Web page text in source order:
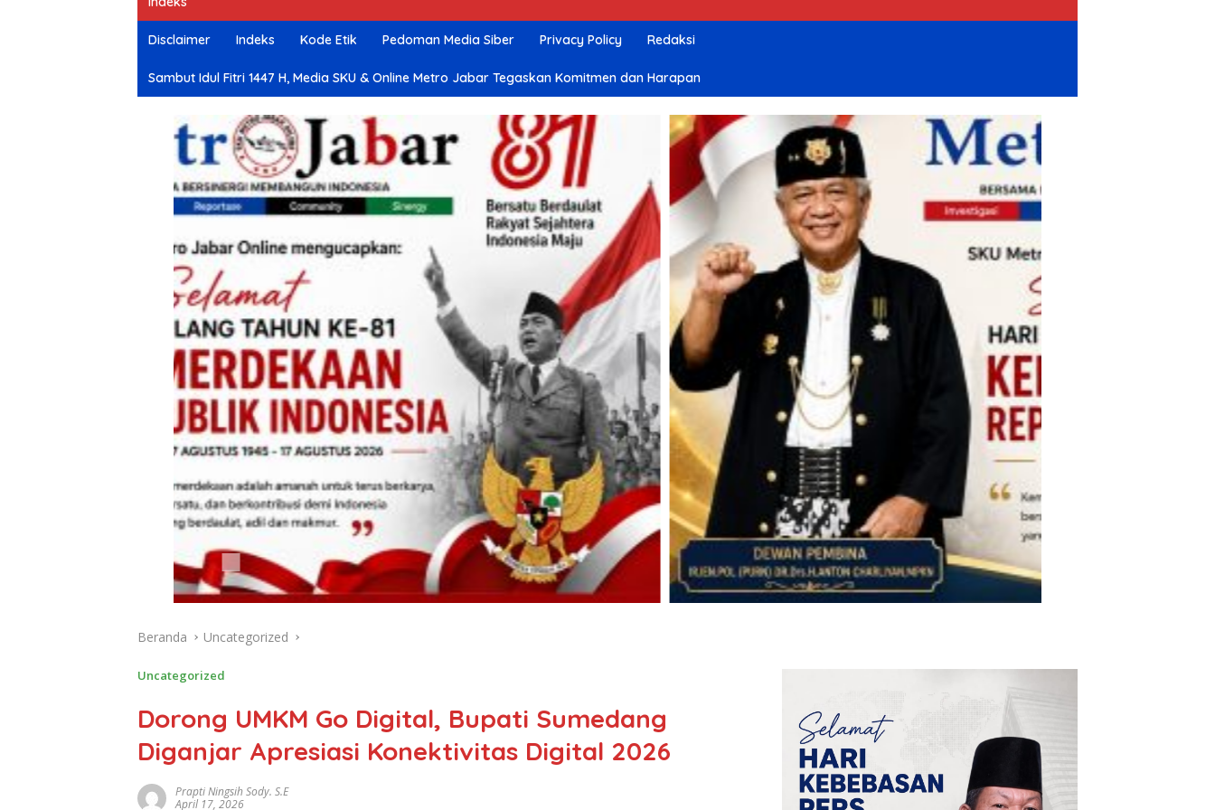
e
Disclaimer Indeks Kode Etik Pedoman Media Siber Privacy Policy Redaksi
Sambut Idul Fitri 1447 H, Media SKU & Online Metro Jabar Tegaskan Komitmen dan Harapan
Uncategorized
Uncategorized
Dorong UMKM Go Digital, Bupati Sumedang
Diganjar Apresiasi Konektivitas Digital 2026
Prapti Ningsih Sody. S.E